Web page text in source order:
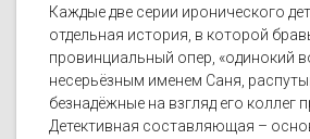
Каждые две серии иронического
отдельная история, в которой
провинциальный опер, «одинокий
несерьёзным именем Саня,
безнадёжные на взгляд его коллег
Детективная составляющая –